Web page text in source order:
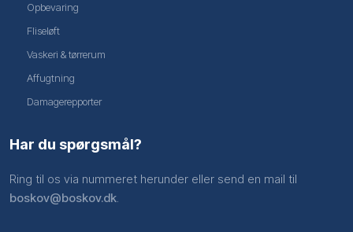
Opbevaring
Fliseløft
Vaskeri & tørrerum
Affugtning
Damagerepporter
Har du spørgsmål?
Ring til os via nummeret herunder eller send en mail til
boskov@boskov.dk.